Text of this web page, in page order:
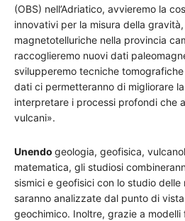
(OBS) nell’Adriatico, avvieremo la
innovativi per la misura della
magnetotelluriche nella provincia
raccoglieremo nuovi dati
svilupperemo tecniche
dati ci permetteranno di migliorare
interpretare i processi profondi che
vulcani».
Unendo geologia, geofisica,
matematica, gli studiosi
sismici e geofisici con lo studio
saranno analizzate dal punto di
geochimico. Inoltre, grazie a